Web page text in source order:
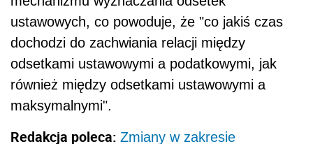
ustawowych, co powoduje, że "co jakiś czas
dochodzi do zachwiania relacji między
odsetkami ustawowymi a podatkowymi, jak
również między odsetkami ustawowymi a
maksymalnymi".
Redakcja poleca: Zmiany w zakresie